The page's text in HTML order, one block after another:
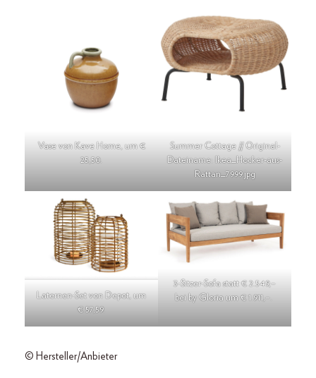
Vase von Kave Home, um €
25,50.
Summer Cottage // Original-
Dateiname: Ikea_Hocker-aus-
Rattan_7999.jpg
Laternen-Set von Depot, um
€ 57,59.
3-Sitzer-Sofa statt € 2.549,–
bei by Gloria um € 1.911,–.
© Hersteller/Anbieter